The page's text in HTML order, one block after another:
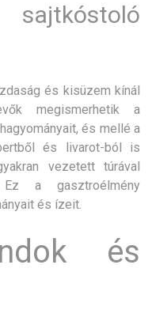
és kisüzem kínál
megismerhetik a
és mellé a
és livarot-ból is
vezetett túrával
a gasztroélmény
és ízeit.
és